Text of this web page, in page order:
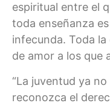
espiritual entre el
toda enseñanza
infecunda. Toda
de amor a los que
“La juventud ya
reconozca el